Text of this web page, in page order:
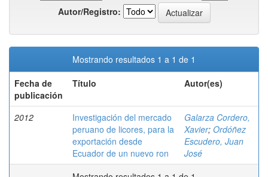
Autor/Registro:
Mostrando resultados 1 a 1 de 1
Fecha de
publicación
Título Autor(es)
2012
Investigación del mercado
peruano de licores, para la
exportación desde
Ecuador de un nuevo ron
Galarza Cordero,
Xavier; Ordóñez
Escudero, Juan
José